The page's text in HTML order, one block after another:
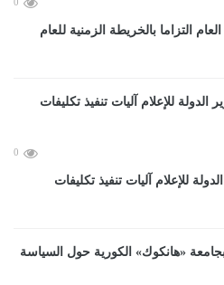
التزاما بالخريطة الزمنية للعام
0
للإعلام آليات تنفيذ تكليفات